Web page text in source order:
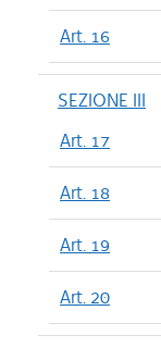
Art. 16
SEZIONE III
Art. 17
Art. 18
Art. 19
Art. 20